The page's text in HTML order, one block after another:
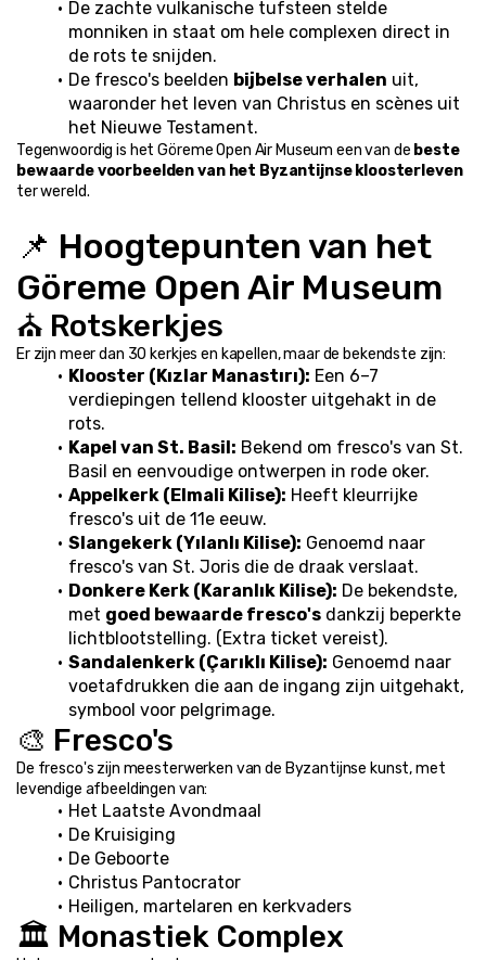
De zachte vulkanische tufsteen stelde
monniken in staat om hele complexen direct in
de rots te snijden.
De fresco's beelden bijbelse verhalen uit,
waaronder het leven van Christus en scènes uit
het Nieuwe Testament.
Tegenwoordig is het Göreme Open Air Museum een van de beste
bewaarde voorbeelden van het Byzantijnse kloosterleven
ter wereld.
📌 Hoogtepunten van het
Göreme Open Air Museum
⛪ Rotskerkjes
Er zijn meer dan 30 kerkjes en kapellen, maar de bekendste zijn:
Klooster (Kızlar Manastırı): Een 6–7
verdiepingen tellend klooster uitgehakt in de
rots.
Kapel van St. Basil: Bekend om fresco's van St.
Basil en eenvoudige ontwerpen in rode oker.
Appelkerk (Elmali Kilise): Heeft kleurrijke
fresco's uit de 11e eeuw.
Slangekerk (Yılanlı Kilise): Genoemd naar
fresco's van St. Joris die de draak verslaat.
Donkere Kerk (Karanlık Kilise): De bekendste,
met goed bewaarde fresco's dankzij beperkte
lichtblootstelling. (Extra ticket vereist).
Sandalenkerk (Çarıklı Kilise): Genoemd naar
voetafdrukken die aan de ingang zijn uitgehakt,
symbool voor pelgrimage.
🎨 Fresco's
De fresco's zijn meesterwerken van de Byzantijnse kunst, met
levendige afbeeldingen van:
Het Laatste Avondmaal
De Kruisiging
De Geboorte
Christus Pantocrator
Heiligen, martelaren en kerkvaders
🏛️ Monastiek Complex